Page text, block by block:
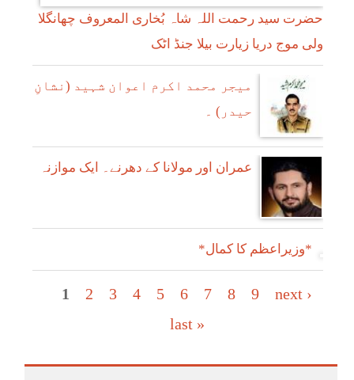
حضرت سید رحمت اللہ شاہ بُخاری المعروف چھانگلا
ولی موج دریا زیارت بیلا جنڈ اٹک
میجر محمد اکرم اعوان شہید (نشانِ
حیدر) ۔
عمران اور مولانا کے دھرنے۔ ایک موازنہ
*وزیراعظم کا کمال*
Pages
1 2 3 4 5 6 7 8 9
next ›
last »